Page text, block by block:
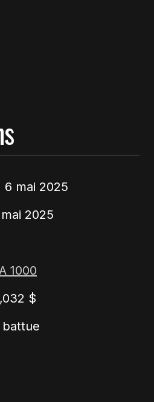
6 mai 2025
2025
1000
$
battue